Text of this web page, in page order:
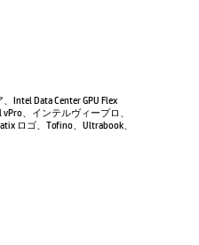
Data Center GPU Flex
、インテルヴィープロ、
ロゴ、Tofino、Ultrabook、